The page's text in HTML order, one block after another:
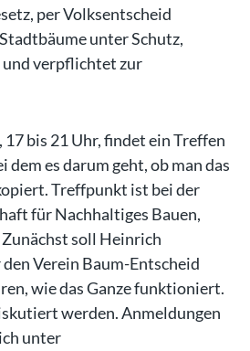
per Volksentscheid
unter Schutz,
verpflichtet zur
bis 21 Uhr, findet ein Treffen
es darum geht, ob man das
Treffpunkt ist bei der
für Nachhaltiges Bauen,
soll Heinrich
Verein Baum-Entscheid
wie das Ganze funktioniert.
werden. Anmeldungen
unter